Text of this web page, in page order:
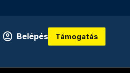
Belépés Támogatás